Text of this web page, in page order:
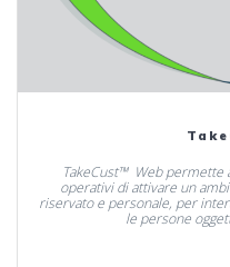
TakeCust™ Web permette
operativi di attivare un
riservato e personale, per
le persone